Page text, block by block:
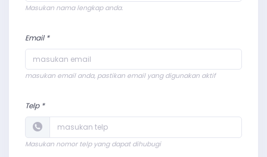
Masukan nama lengkap anda.
Email *
masukan email anda, pastikan email yang digunakan aktif
Telp *
Masukan nomor telp yang dapat dihubugi